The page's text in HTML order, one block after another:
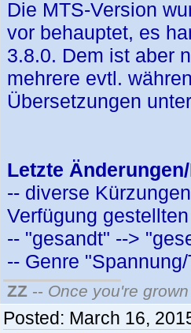
Die MTS-Version
vor behauptet, es
3.8.0. Dem ist aber
mehrere evtl.
Übersetzungen
Letzte
-- diverse
Verfügung
-- "gesandt" -->
-- Genre
ZZ -- Once you're
Posted: March 16,